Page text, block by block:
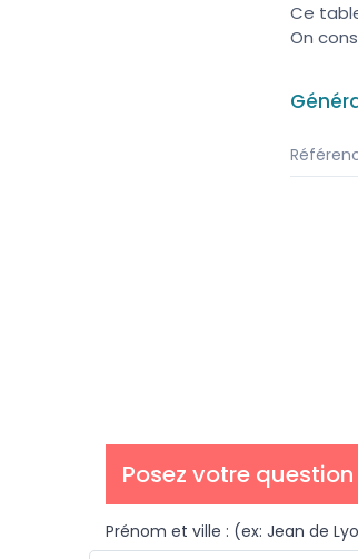
Ce
On
Posez votre question
Prénom et ville : (ex: Jean de